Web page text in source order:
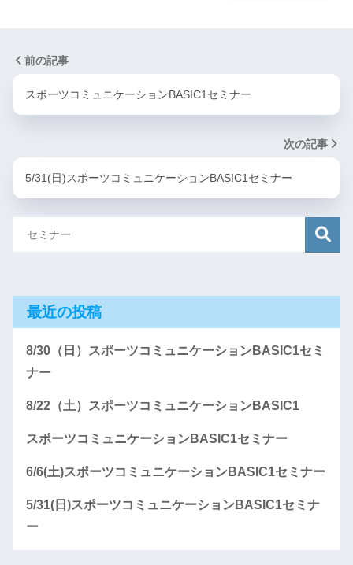
前の記事
スポーツコミュニケーションBASIC1セミナー
次の記事
5/31(日)スポーツコミュニケーションBASIC1セミナー
最近の投稿
8/30（日）スポーツコミュニケーションBASIC1セミ
ナー
8/22（土）スポーツコミュニケーションBASIC1
スポーツコミュニケーションBASIC1セミナー
6/6(土)スポーツコミュニケーションBASIC1セミナー
5/31(日)スポーツコミュニケーションBASIC1セミナ
ー